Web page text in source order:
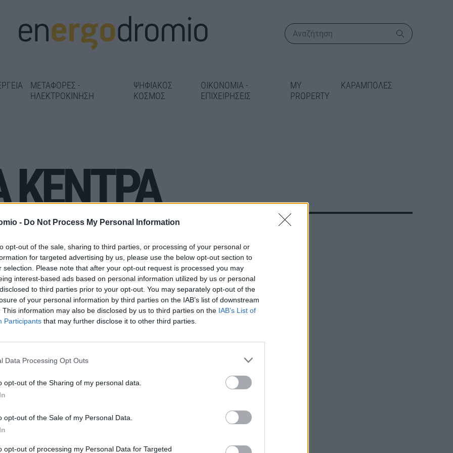
- Do Not Process My Personal Information
opt-out of the sale, sharing to third parties, or processing of your personal or
for targeted advertising by us, please use the below opt-out section to
selection. Please note that after your opt-out request is processed you may
interest-based ads based on personal information utilized by us or personal
to third parties prior to your opt-out. You may separately opt-out of the
of your personal information by third parties on the IAB’s list of downstream
This information may also be disclosed by us to third parties on the IAB’s List of
Participants that may further disclose it to other third parties.
Data Processing Opt Outs
opt-out of the Sharing of my personal data.
opt-out of the Sale of my Personal Data.
opt-out of processing my Personal Data for Targeted
ΜΕΤΑΦΟΡΕΣ -
ΗΛΕΚΤΡΟΚΙΝΗΣΗ
ΨΗΦΙΑΚΟΣ
ΚΟΣΜΟΣ
ΟΙΚΟΝΟΜΙΑ -
ΕΠΙΧΕΙΡΗΣΕΙΣ
MY
PROPERTY
ΚΑΡΑΜΠΟΛΕΣ
το Φράγμα
ο
Νέα άσφαλτος σε δρόμους
του Πειραιά – Πού «τρέχουν»
ευρώ
περιβαλλοντική αδειοδότηση
στο ακίνητο της
ΚΕΝΤΡΑ
Υψηλές
επιδόσεις για
τη LAMDA
Malls: 26
εκατομμύρια
επισκέπτες στα
εμπορικά της
εκατ. ευρώ ο
τζίρος των